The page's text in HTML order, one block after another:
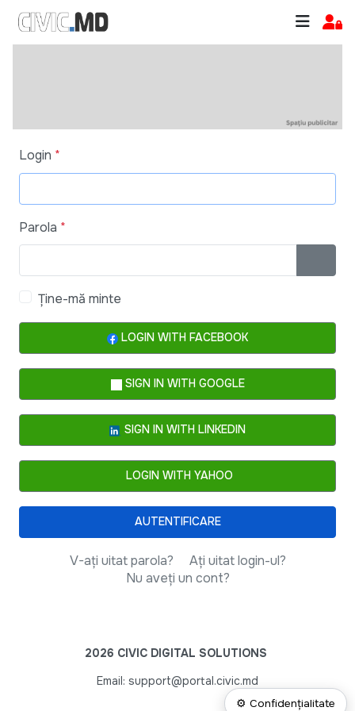
Login *
Parola *
Ține-mă minte
LOGIN WITH FACEBOOK
SIGN IN WITH GOOGLE
SIGN IN WITH LINKEDIN
LOGIN WITH YAHOO
AUTENTIFICARE
V-ați uitat parola?
Ați uitat login-ul?
Nu aveți un cont?
2026 CIVIC DIGITAL SOLUTIONS
Email: support@portal.civic.md
⚙ Confidențialitate